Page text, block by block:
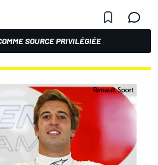
SOURCE PRIVILÉGIÉE